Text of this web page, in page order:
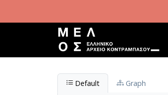
Default Graph